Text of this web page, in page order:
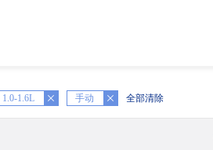
1.0-1.6L 手动
X 全部清除